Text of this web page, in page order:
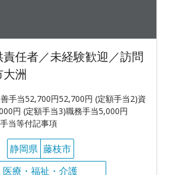
任者／未経験歓迎／訪問
洲
手当52,700円52,700円 (定額手当2)資
円 (定額手当3)職務手当5,000円
当等付記事項
静岡県 藤枝市
医療・福祉・介護